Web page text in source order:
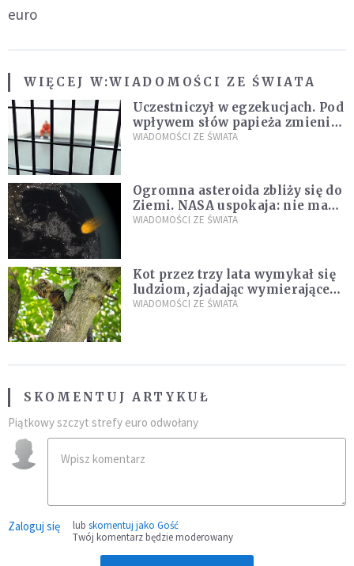
euro
WIĘCEJ W:WIADOMOŚCI ZE ŚWIATA
Uczestniczył w egzekucjach. Pod
wpływem słów papieża zmienił
zdanie
WIADOMOŚCI ZE ŚWIATA
Ogromna asteroida zbliży się do
Ziemi. NASA uspokaja: nie ma
zagrożenia
WIADOMOŚCI ZE ŚWIATA
Kot przez trzy lata wymykał się
ludziom, zjadając wymierające
kaczki. W końcu popełnił
WIADOMOŚCI ZE ŚWIATA
SKOMENTUJ ARTYKUŁ
Piątkowy szczyt strefy euro odwołany
Zaloguj się lub skomentuj jako Gość
Twój komentarz będzie moderowany